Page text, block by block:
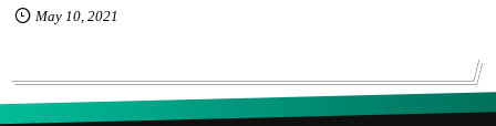
May 10, 2021